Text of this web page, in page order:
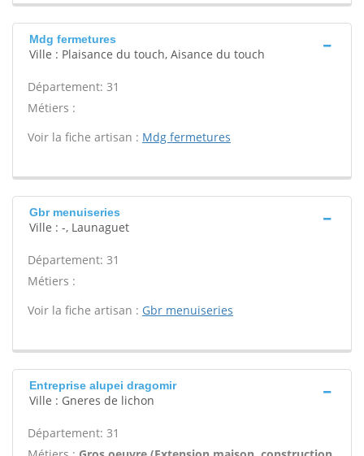
Mdg fermetures
Ville : Plaisance du touch, Aisance du touch
Département: 31
Métiers :
Voir la fiche artisan : Mdg fermetures
Gbr menuiseries
Ville : -, Launaguet
Département: 31
Métiers :
Voir la fiche artisan : Gbr menuiseries
Entreprise alupei dragomir
Ville : Gneres de lichon
Département: 31